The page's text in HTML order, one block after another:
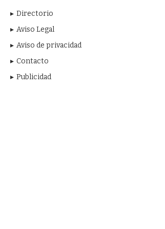
Directorio
Aviso Legal
Aviso de privacidad
Contacto
Publicidad